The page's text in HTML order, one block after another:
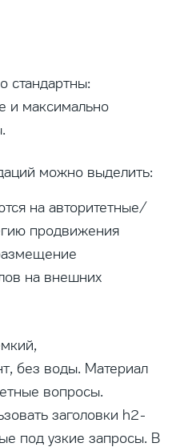
стандартны:
и максимально
можно выделить:
на авторитетные/
продвижения
на внешних
без воды. Материал
вопросы.
заголовки h2-
под узкие запросы. В